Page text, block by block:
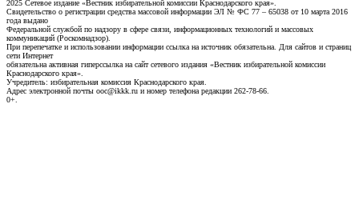
2025 Сетевое издание «Вестник избирательной комиссии Краснодарского края».
Свидетельство о регистрации средства массовой информации ЭЛ № ФС 77 – 65038 от 10 марта 2016
года выдано
Федеральной службой по надзору в сфере связи, информационных технологий и массовых
коммуникаций (Роскомнадзор).
При перепечатке и использовании информации ссылка на источник обязательна. Для сайтов и страниц
сети Интернет
обязательна активная гиперссылка на сайт сетевого издания «Вестник избирательной комиссии
Краснодарского края».
Учредитель: избирательная комиссия Краснодарского края.
Адрес электронной почты ooc@ikkk.ru и номер телефона редакции 262-78-66.
0+.